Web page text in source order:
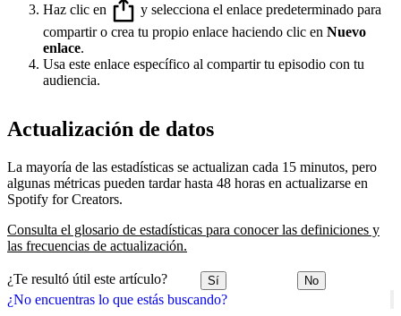
¿No encuentras lo que estás buscando?
Haz clic en
y selecciona el enlace predeterminado para
compartir o crea tu propio enlace haciendo clic en Nuevo
enlace.
Usa este enlace específico al compartir tu episodio con tu
audiencia.
Actualización de datos
La mayoría de las estadísticas se actualizan cada 15 minutos, pero
algunas métricas pueden tardar hasta 48 horas en actualizarse en
Spotify for Creators.
Consulta el glosario de estadísticas para conocer las definiciones y
las frecuencias de actualización.
¿Te resultó útil este artículo? Sí No